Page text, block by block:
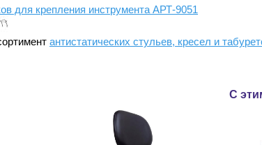
для крепления инструмента АРТ-9051
антистатических стульев, кресел и
С